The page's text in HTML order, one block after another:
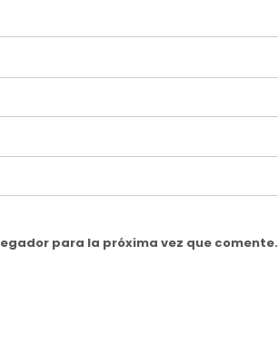
para la próxima vez que comente.